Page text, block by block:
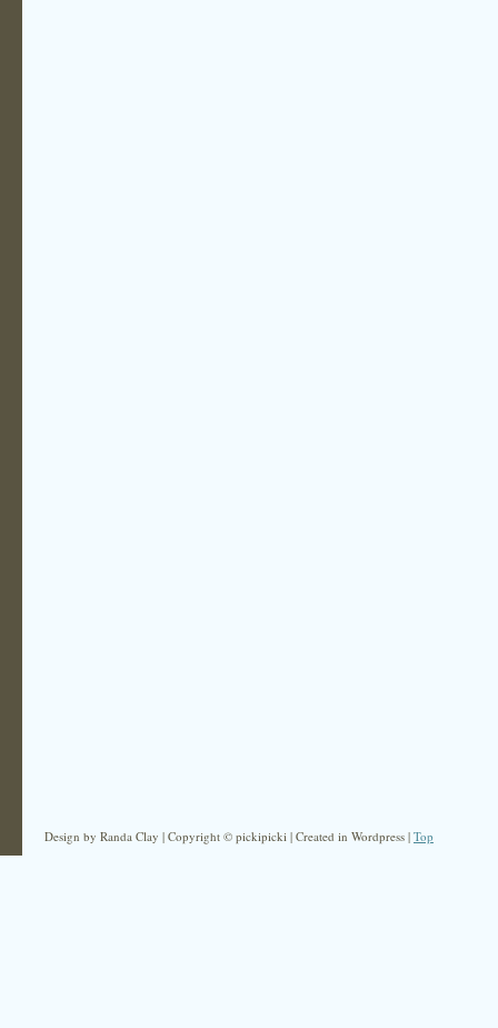
Design by Randa Clay | Copyright © pickipicki | Created in Wordpress | Top